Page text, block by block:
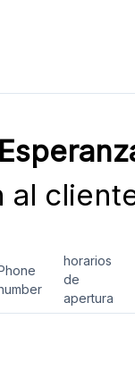
al
horarios
de
apertura